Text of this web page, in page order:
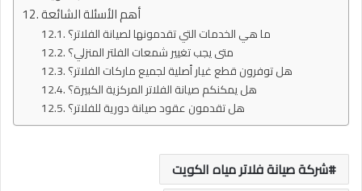
أهم الأسئلة الشائعة
ما هي الخدمات التي تقدمونها لصيانة الفلاتر؟
متى يجب تغيير شمعات الفلتر المنزلي؟
هل توفرون قطع غيار أصلية لجميع ماركات الفلاتر؟
هل يمكنكم صيانة الفلاتر المركزية الكبيرة؟
هل تقدمون عقود صيانة دورية للفلاتر؟
شركة صيانة فلاتر مياه الكويت